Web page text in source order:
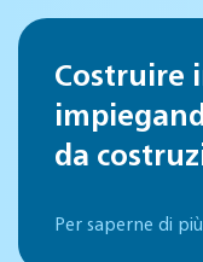
Costruire
da
Per saperne di più